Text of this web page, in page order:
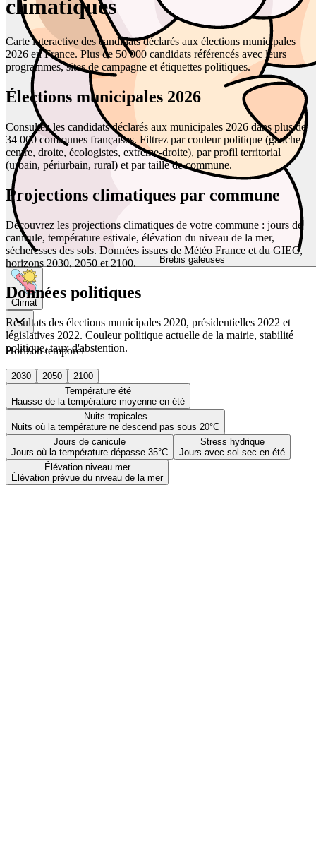
Brebis galeuses
Climat
Horizon temporel
2030 2050
2100
Température été
Hausse de la température moyenne en été
Nuits tropicales
Nuits où la température ne descend pas sous 20°C
Jours de canicule
Jours où la température dépasse 35°C
Stress hydrique
Jours avec sol sec en été
Élévation niveau mer
Élévation prévue du niveau de la mer
climatiques
Carte interactive des candidats déclarés aux élections municipales
2026 en France. Plus de 50 000 candidats référencés avec leurs
programmes, sites de campagne et étiquettes politiques.
Élections municipales 2026
Consultez les candidats déclarés aux municipales 2026 dans plus de
34 000 communes françaises. Filtrez par couleur politique (gauche,
centre, droite, écologistes, extrême-droite), par profil territorial
(urbain, périurbain, rural) et par taille de commune.
Projections climatiques par commune
Découvrez les projections climatiques de votre commune : jours de
canicule, température estivale, élévation du niveau de la mer,
sécheresses des sols. Données issues de Météo France et du GIEC,
horizons 2030, 2050 et 2100.
Données politiques
Résultats des élections municipales 2020, présidentielles 2022 et
législatives 2022. Couleur politique actuelle de la mairie, stabilité
politique, taux d'abstention.